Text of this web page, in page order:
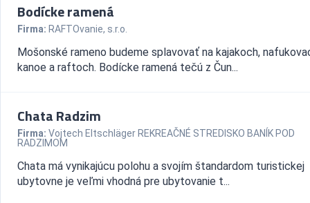
Bodícke ramená
Firma: RAFTOvanie, s.r.o.
Mošonské rameno budeme splavovať na kajakoch,
kanoe a raftoch. Bodícke ramená tečú z Čun...
Chata Radzim
Firma: Vojtech Eltschläger REKREAČNÉ STREDISKO BANÍK POD
RADZIMOM
Chata má vynikajúcu polohu a svojím štandardom turistickej
ubytovne je veľmi vhodná pre ubytovanie t...